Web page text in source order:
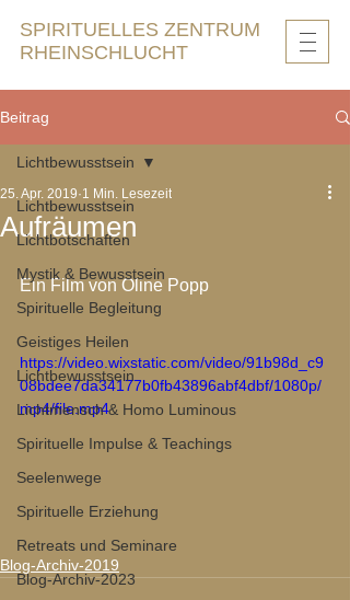
SPIRITUELLES ZENTRUM
RHEINSCHLUCHT
Beitrag
Lichtbewusstsein
Lichtbotschaften
Mystik & Bewusstsein
Spirituelle Begleitung
Geistiges Heilen
Lichtbewusstsein
Lichtmensch & Homo Luminous
Spirituelle Impulse & Teachings
Seelenwege
Spirituelle Erziehung
Retreats und Seminare
Blog-Archiv-2023
Lichtbewusstsein
Aufräumen
25. Apr. 2019 1 Min. Lesezeit
Ein Film von Oline Popp
https://video.wixstatic.com/video/91b98d_c9
08bdee7da34177b0fb43896abf4dbf/1080p/
mp4/file.mp4
Blog-Archiv-2019